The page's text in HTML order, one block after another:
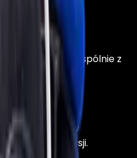
Design:
produktu wspólnie z
interfejsów
konwersji.